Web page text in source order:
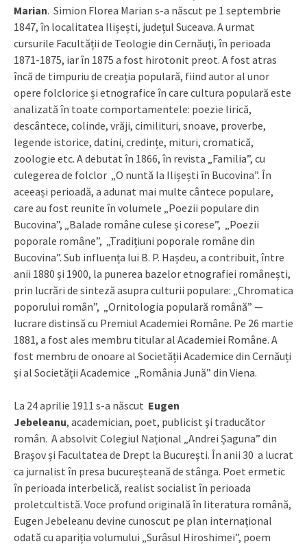
Marian. Simion Florea Marian s-a născut pe 1 septembrie
1847, în localitatea Ilișești, județul Suceava. A urmat
cursurile Facultății de Teologie din Cernăuți, în perioada
1871-1875, iar în 1875 a fost hirotonit preot. A fost atras
încă de timpuriu de creația populară, fiind autor al unor
opere folclorice și etnografice în care cultura populară este
analizată în toate comportamentele: poezie lirică,
descântece, colinde, vrăji, cimilituri, snoave, proverbe,
legende istorice, datini, credințe, mituri, cromatică,
zoologie etc. A debutat în 1866, în revista „Familia”, cu
culegerea de folclor „O nuntă la Ilișești în Bucovina”. În
aceeași perioadă, a adunat mai multe cântece populare,
care au fost reunite în volumele „Poezii populare din
Bucovina”, „Balade române culese și corese”, „Poezii
poporale române”, „Tradițiuni poporale române din
Bucovina”. Sub influența lui B. P. Hașdeu, a contribuit, între
anii 1880 și 1900, la punerea bazelor etnografiei românești,
prin lucrări de sinteză asupra culturii populare: „Chromatica
poporului român”, „Ornitologia populară română” —
lucrare distinsă cu Premiul Academiei Române. Pe 26 martie
1881, a fost ales membru titular al Academiei Române. A
fost membru de onoare al Societății Academice din Cernăuți
şi al Societății Academice „România Jună” din Viena.
La 24 aprilie 1911 s-a născut Eugen
Jebeleanu, academician, poet, publicist şi traducător
român. A absolvit Colegiul Național „Andrei Șaguna” din
Braşov și Facultatea de Drept la Bucureşti. În anii 30 a lucrat
ca jurnalist în presa bucureșteană de stânga. Poet ermetic
în perioada interbelică, realist socialist în perioada
proletcultistă. Voce profund originală în literatura română,
Eugen Jebeleanu devine cunoscut pe plan internațional
odată cu apariția volumului „Surâsul Hiroshimei”, poem